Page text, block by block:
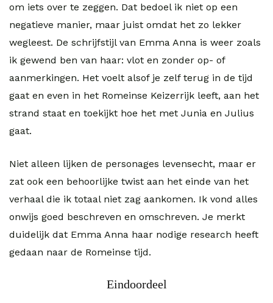
om iets over te zeggen. Dat bedoel ik niet op een
negatieve manier, maar juist omdat het zo lekker
wegleest. De schrijfstijl van Emma Anna is weer zoals
ik gewend ben van haar: vlot en zonder op- of
aanmerkingen. Het voelt alsof je zelf terug in de tijd
gaat en even in het Romeinse Keizerrijk leeft, aan het
strand staat en toekijkt hoe het met Junia en Julius
gaat.
Niet alleen lijken de personages levensecht, maar er
zat ook een behoorlijke twist aan het einde van het
verhaal die ik totaal niet zag aankomen. Ik vond alles
onwijs goed beschreven en omschreven. Je merkt
duidelijk dat Emma Anna haar nodige research heeft
gedaan naar de Romeinse tijd.
Eindoordeel